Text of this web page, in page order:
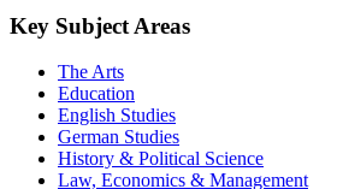
Key Subject Areas
The Arts
Education
English Studies
German Studies
History & Political Science
Law, Economics & Management